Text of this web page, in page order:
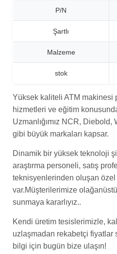
P/N
Şartlı
Malzeme
stok
Yüksek kaliteli ATM makinesi
hizmetleri ve eğitim
Uzmanlığımız NCR,
gibi büyük markaları kapsar.
Dinamik bir yüksek teknoloji
araştırma personeli, satış
teknisyenlerinden oluşan
var.Müşterilerimize
sunmaya kararlıyız..
Kendi üretim tesislerimizle,
uzlaşmadan rekabetçi fiyatlar
bilgi için bugün bize ulaşın!